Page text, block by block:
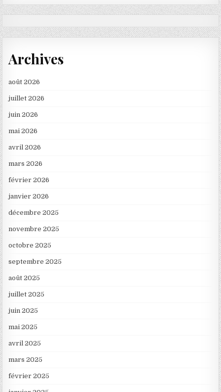
Archives
août 2026
juillet 2026
juin 2026
mai 2026
avril 2026
mars 2026
février 2026
janvier 2026
décembre 2025
novembre 2025
octobre 2025
septembre 2025
août 2025
juillet 2025
juin 2025
mai 2025
avril 2025
mars 2025
février 2025